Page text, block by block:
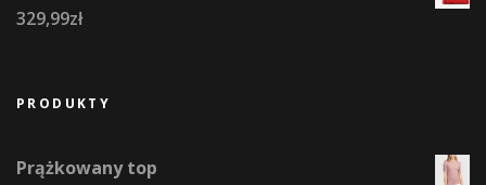
329,99zł
PRODUKTY
Prążkowany top